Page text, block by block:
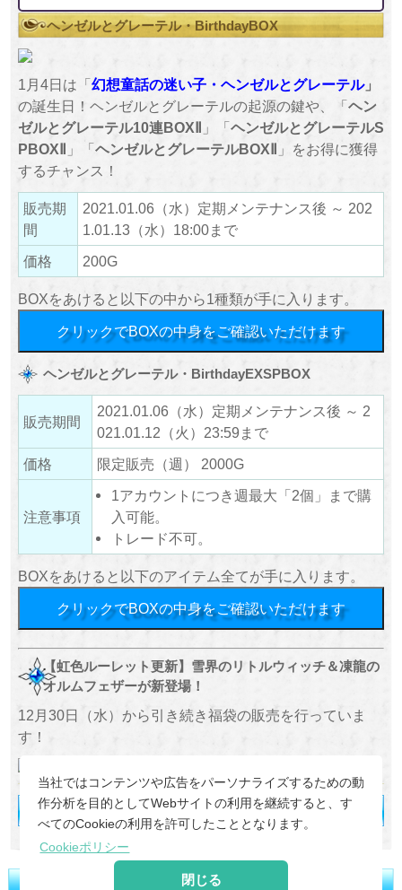
当社ではコンテンツや広告をパーソナライズするための動
作分析を目的としてWebサイトの利用を継続すると、す
べてのCookieの利用を許可したこととなります。
Cookieポリシー
閉じる
ヘンゼルとグレーテル・BirthdayBOX
1月4日は「幻想童話の迷い子・ヘンゼルとグレーテル」
の誕生日！ヘンゼルとグレーテルの起源の鍵や、「ヘン
ゼルとグレーテル10連BOXⅡ 」「ヘンゼルとグレーテルS
PBOXⅡ 」「ヘンゼルとグレーテルBOXⅡ 」をお得に獲得
するチャンス！
販売期
間
2021.01.06（水）定期メンテナンス後 ～ 202
1.01.13（水）18:00まで
価格
200G
BOXをあけると以下の中から1種類が手に入ります。
クリックでBOXの中身をご確認いただけます
ヘンゼルとグレーテル・BirthdayEXSPBOX
販売期間
2021.01.06（水）定期メンテナンス後 ～ 2
021.01.12（火）23:59まで
価格
限定販売（週） 2000G
注意事項
1アカウントにつき週最大「2個」まで購
入可能。
トレード不可。
BOXをあけると以下のアイテム全てが手に入ります。
クリックでBOXの中身をご確認いただけます
【虹色ルーレット更新】雪界のリトルウィッチ＆凍龍の
オルムフェザーが新登場！
12月30日（水）から引き続き福袋の販売を行っていま
す！